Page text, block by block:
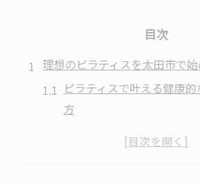
目次
理想のピラティスを太田市で
ピラティスで叶える健康
方
太田市で安心してピラティ